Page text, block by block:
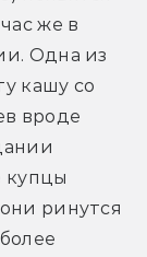
же в
Одна из
кашу со
вроде
купцы
ринутся